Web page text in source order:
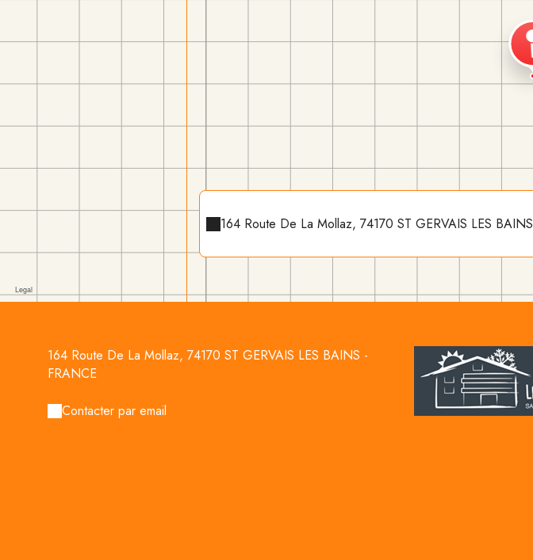
164 Route De La Mollaz, 74170 ST GERVAIS LES BAINS
164 Route De La Mollaz, 74170 ST GERVAIS LES BAINS -
FRANCE
Contacter par email